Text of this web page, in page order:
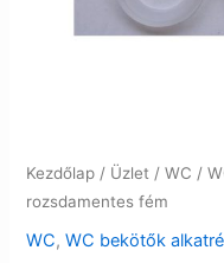
Kezdőlap / Üzlet /WC /
rozsdamentes fém
WC,WC bekötők